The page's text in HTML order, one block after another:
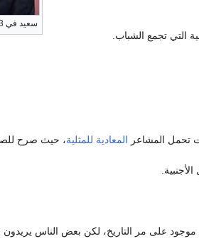
سعيد في 2013
تحمل المشاعر المعادية للمثلية، حيث صرح
على مر التاريخ، لكن بعض الناس يريدون